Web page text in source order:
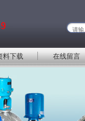
料下载 在线留言